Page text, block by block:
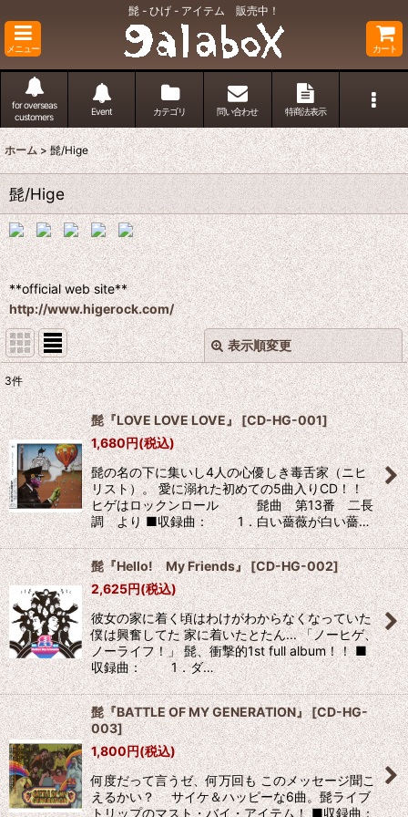
髭 - ひげ - アイテム 販売中！
メニュー カート
for overseas
customers
Event カテゴリ 問い合わせ 特商法表示
ホーム > 髭/Hige
髭/Hige
**official web site**
http://www.higerock.com/
表示順変更
表示数:
並び順:
絞り込む
閉じる
3件
髭『LOVE LOVE LOVE』[CD-HG-001]
1,680円(税込)
髭の名の下に集いし4人の心優しき毒舌家（ニヒ
リスト）。 愛に溺れた初めての5曲入りCD！！
ヒゲはロックンロール 髭曲 第13番 二長
調 より ■収録曲： 1．白い薔薇が白い薔…
髭『Hello! My Friends』[CD-HG-002]
2,625円(税込)
彼女の家に着く頃はわけがわからなくなっていた
僕は興奮してた 家に着いたとたん... 「ノーヒゲ、
ノーライフ！」 髭、衝撃的1st full album！！ ■
収録曲： 1．ダ…
髭『BATTLE OF MY GENERATION』[CD-HG-
003]
1,800円(税込)
何度だって言うゼ、何万回も このメッセージ聞こ
えるかい？ サイケ＆ハッピーな6曲。髭ライブ
トリップのマスト・バイ・アイテム！ ■収録曲：